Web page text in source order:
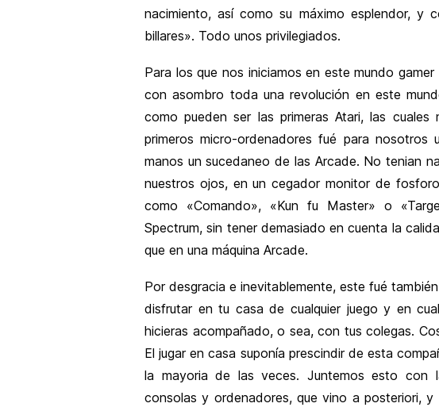
nacimiento, así como su máximo esplendor,
billares». Todo unos privilegiados.
Para los que nos iniciamos en este mundo
con asombro toda una revolución en este
como pueden ser las primeras Atari, las
primeros micro-ordenadores fué para nosotros
manos un sucedaneo de las Arcade. No tenian
nuestros ojos, en un cegador monitor de
como «Comando», «Kun fu Master» o
Spectrum, sin tener demasiado en cuenta la
que en una máquina Arcade.
Por desgracia e inevitablemente, este fué
disfrutar en tu casa de cualquier juego y en
hicieras acompañado, o sea, con tus colegas.
El jugar en casa suponía prescindir de esta
la mayoria de las veces. Juntemos esto con
consolas y ordenadores, que vino a posteriori,